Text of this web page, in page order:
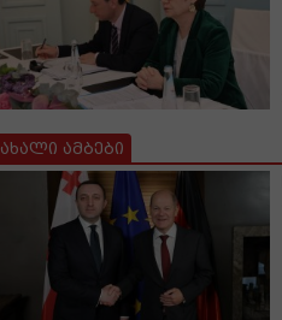
ახალი ამბები